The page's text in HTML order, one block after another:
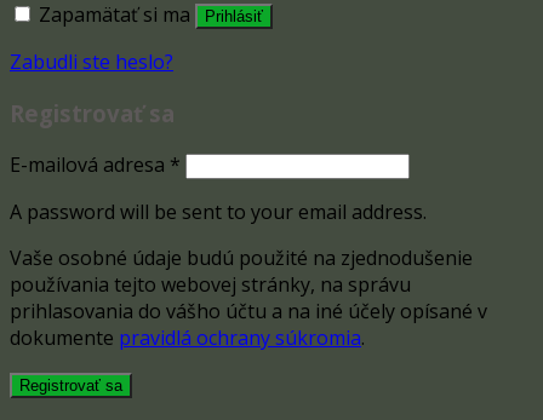
Zapamätať si ma
Prihlásiť
Zabudli ste heslo?
Registrovať sa
E-mailová adresa *
A password will be sent to your email address.
Vaše osobné údaje budú použité na zjednodušenie
používania tejto webovej stránky, na správu
prihlasovania do vášho účtu a na iné účely opísané v
dokumente pravidlá ochrany súkromia.
Registrovať sa